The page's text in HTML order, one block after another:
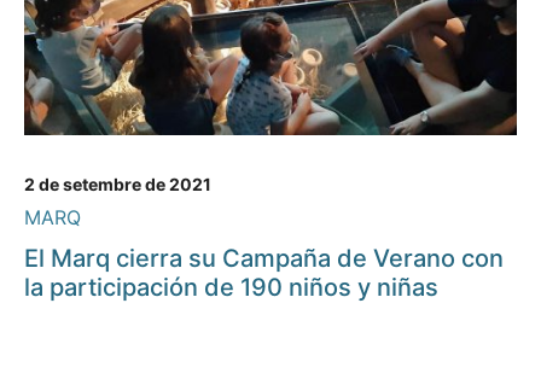
2 de setembre de 2021
MARQ
El Marq cierra su Campaña de Verano con
la participación de 190 niños y niñas